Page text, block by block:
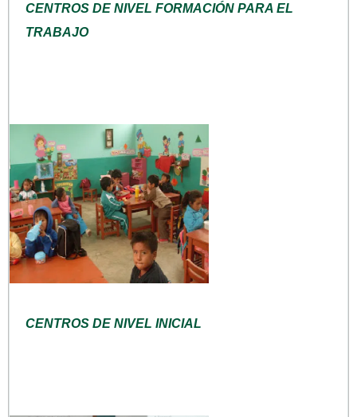
CENTROS DE NIVEL FORMACIÓN PARA EL
TRABAJO
CENTROS DE NIVEL INICIAL